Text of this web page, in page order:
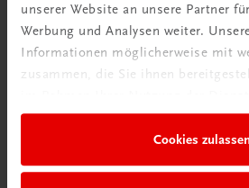
unserer Website an unsere Partner
Werbung und Analysen weiter.
Informationen möglicherweise mit
zusammen, die Sie ihnen
Cookies
TRAUNER Akademie
Datensicherheit & Datenschutz
Sicher mit sensiblen Daten umgehen